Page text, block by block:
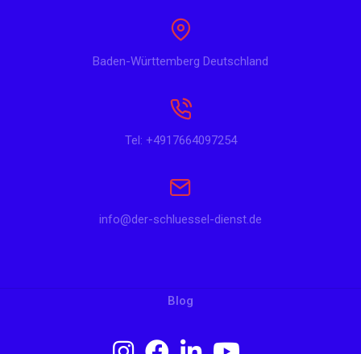
Baden-Württemberg Deutschland
Tel: +4917664097254
info@der-schluessel-dienst.de
Blog